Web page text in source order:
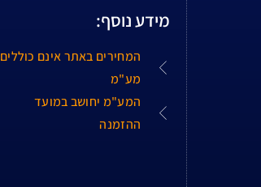
מידע נוסף:
המחירים באתר אינם כוללים
מע"מ
המע"מ יחושב במועד
ההזמנה